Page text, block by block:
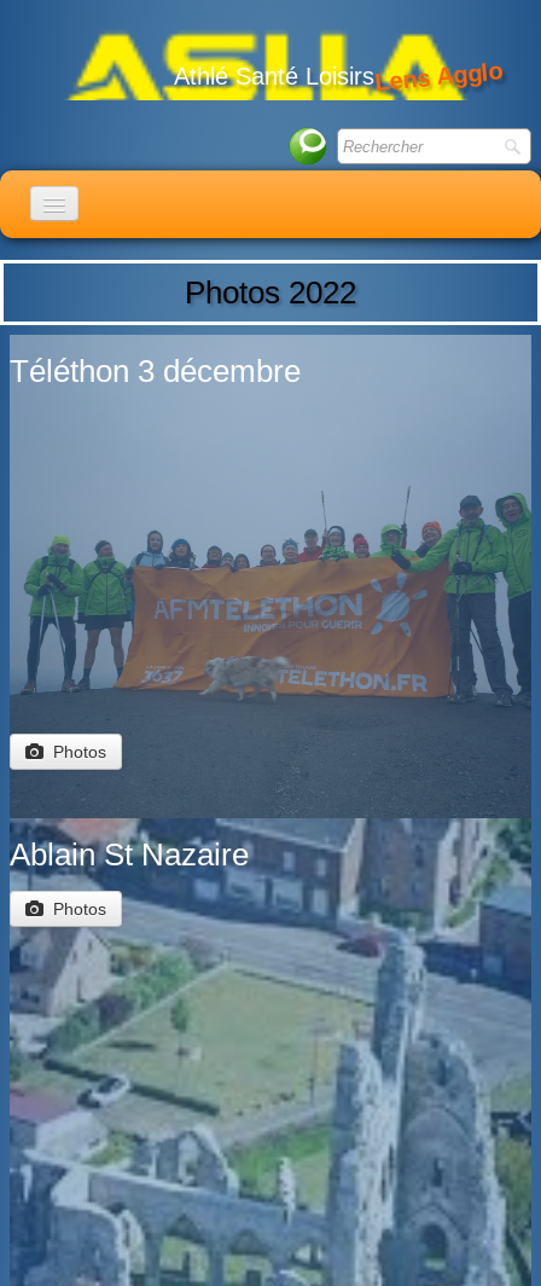
Athlé Santé LoisirsLens Agglo
ACCUEIL
ACTIVITÉS
ACTUALITÉS
LIENS
BOUTIQUE
CONTACT
PHOTOS ▼
DONS
Photos 2022
Téléthon 3 décembre
Photos
Ablain St Nazaire
Photos